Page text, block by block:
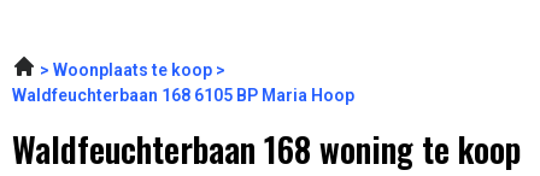
Woonplaats te koop
Waldfeuchterbaan 168 6105 BP Maria Hoop
Waldfeuchterbaan 168 woning te koop